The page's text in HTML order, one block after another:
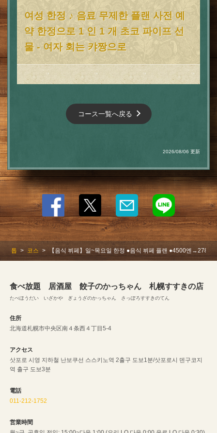
여성 한정 ♪ 음료 무제한 플랜 사전 예
약 한정으로 1 인 1 개 초코 파이프 선
물 - 여자 회는 캬짱으로
コース一覧へ戻る
2026/08/06 更新
톱 코스 【음식 뷔페】일~목요일 한정 ●음식 뷔페 플랜 ●4500엔→2780엔
食べ放題 居酒屋 餃子のかっちゃん 札幌すすきの店
たべほうだい いざかや ぎょうざのかっちゃん さっぽろすすきのてん
住所
北海道札幌市中央区南４条西４丁目5-4
アクセス
삿포로 시영 지하철 난보쿠선 스스키노역 2출구 도보1분/삿포로시 덴구코지
역 출구 도보3분
電話
011-212-1752
営業時間